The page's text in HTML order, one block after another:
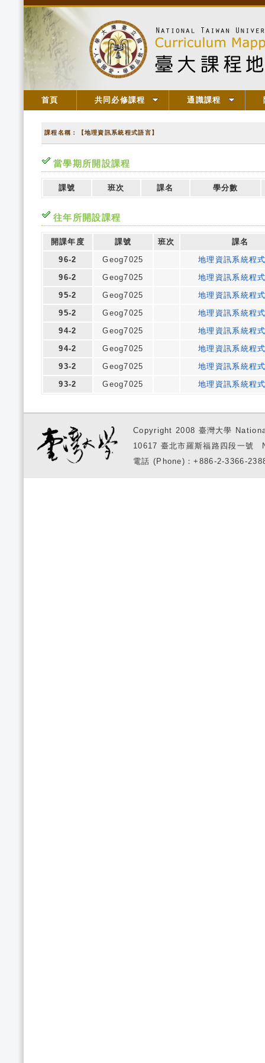
首頁 共同必修課程 通識課程
課程名稱：【地理資訊系統程式語言】
當學期所開設課程
課號 班次 課名 學分數
往年所開設課程
開課年度 課號 班次
課名
96-2
Geog7025
地理資訊系統程
96-2
Geog7025
地理資訊系統程
95-2
Geog7025
地理資訊系統程
95-2
Geog7025
地理資訊系統程
94-2
Geog7025
地理資訊系統程
94-2
Geog7025
地理資訊系統程
93-2
Geog7025
地理資訊系統程
93-2
Geog7025 地理資訊系統程
Copyright 2008 臺灣大學
10617 臺北市羅斯福路四段一
電話 (Phone)：+886-2-3366-